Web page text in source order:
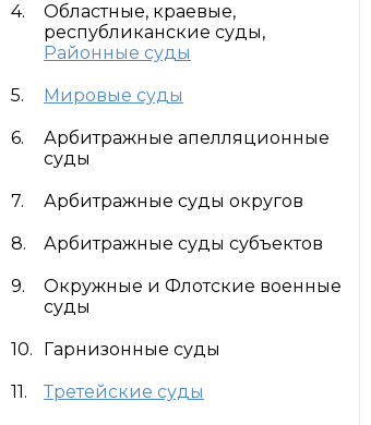
Областные, краевые,
республиканские суды,
Районные суды
Мировые суды
Арбитражные апелляционные
суды
Арбитражные суды округов
Арбитражные суды субъектов
Окружные и Флотские военные
суды
Гарнизонные суды
Третейские суды